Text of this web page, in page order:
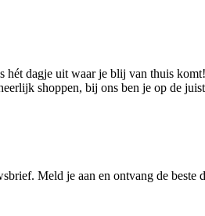
hét dagje uit waar je blij van thuis
shoppen, bij ons ben je op de
Meld je aan en ontvang de